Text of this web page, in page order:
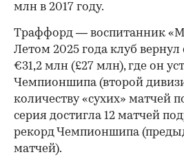
00:00
млн в 2017 году.
Траффорд — воспитанник
Летом 2025 года клуб вернул
€31,2 млн (£27 млн), где он
Чемпионшипа (второй
количеству «сухих» матчей
серия достигла 12 матчей
рекорд Чемпионшипа
матчей).